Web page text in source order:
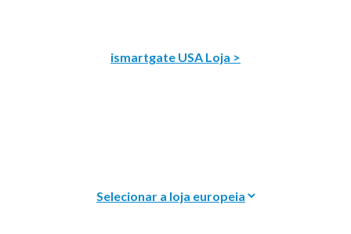
ismartgate USA Loja >